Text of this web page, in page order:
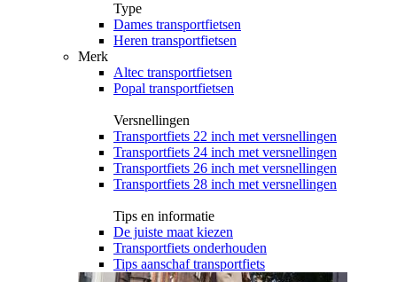
Type
Dames transportfietsen
Heren transportfietsen
Merk
Altec transportfietsen
Popal transportfietsen
Versnellingen
Transportfiets 22 inch met versnellingen
Transportfiets 24 inch met versnellingen
Transportfiets 26 inch met versnellingen
Transportfiets 28 inch met versnellingen
Tips en informatie
De juiste maat kiezen
Transportfiets onderhouden
Tips aanschaf transportfiets